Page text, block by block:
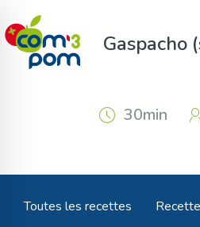
Gaspacho
30min
Toutes les recettes